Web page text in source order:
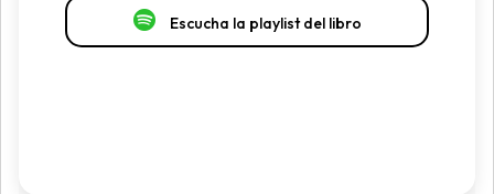
Escucha la playlist del libro